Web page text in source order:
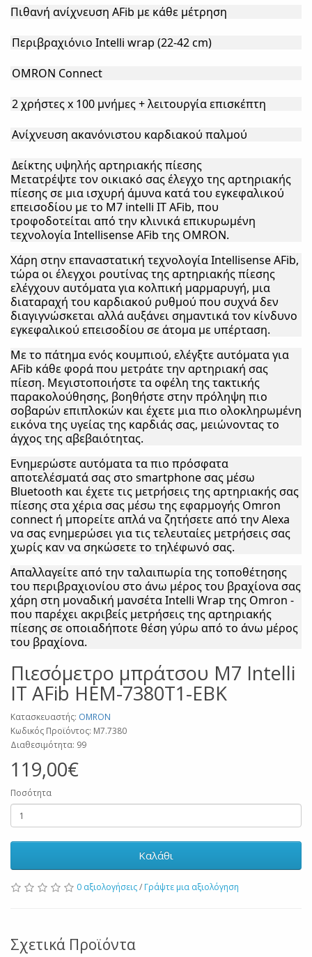
Πιθανή ανίχνευση AFib με κάθε μέτρηση
Περιβραχιόνιο Intelli wrap (22-42 cm)
OMRON Connect
2 χρήστες x 100 μνήμες + λειτουργία επισκέπτη
Ανίχνευση ακανόνιστου καρδιακού παλμού
Δείκτης υψηλής αρτηριακής πίεσης
Μετατρέψτε τον οικιακό σας έλεγχο της αρτηριακής
πίεσης σε μια ισχυρή άμυνα κατά του εγκεφαλικού
επεισοδίου με το M7 intelli IT AFib, που
τροφοδοτείται από την κλινικά επικυρωμένη
τεχνολογία Intellisense AFib της OMRON.
Χάρη στην επαναστατική τεχνολογία Intellisense AFib,
τώρα οι έλεγχοι ρουτίνας της αρτηριακής πίεσης
ελέγχουν αυτόματα για κολπική μαρμαρυγή, μια
διαταραχή του καρδιακού ρυθμού που συχνά δεν
διαγιγνώσκεται αλλά αυξάνει σημαντικά τον κίνδυνο
εγκεφαλικού επεισοδίου σε άτομα με υπέρταση.
Με το πάτημα ενός κουμπιού, ελέγξτε αυτόματα για
AFib κάθε φορά που μετράτε την αρτηριακή σας
πίεση. Μεγιστοποιήστε τα οφέλη της τακτικής
παρακολούθησης, βοηθήστε στην πρόληψη πιο
σοβαρών επιπλοκών και έχετε μια πιο ολοκληρωμένη
εικόνα της υγείας της καρδιάς σας, μειώνοντας το
άγχος της αβεβαιότητας.
Ενημερώστε αυτόματα τα πιο πρόσφατα
αποτελέσματά σας στο smartphone σας μέσω
Bluetooth και έχετε τις μετρήσεις της αρτηριακής σας
πίεσης στα χέρια σας μέσω της εφαρμογής Omron
connect ή μπορείτε απλά να ζητήσετε από την Alexa
να σας ενημερώσει για τις τελευταίες μετρήσεις σας
χωρίς καν να σηκώσετε το τηλέφωνό σας.
Απαλλαγείτε από την ταλαιπωρία της τοποθέτησης
του περιβραχιονίου στο άνω μέρος του βραχίονα σας
χάρη στη μοναδική μανσέτα Intelli Wrap της Omron -
που παρέχει ακριβείς μετρήσεις της αρτηριακής
πίεσης σε οποιαδήποτε θέση γύρω από το άνω μέρος
του βραχίονα.
Πιεσόμετρο μπράτσου M7 Intelli
IT AFib HEM-7380T1-EBK
Κατασκευαστής: OMRON
Κωδικός Προϊόντος: M7.7380
Διαθεσιμότητα: 99
119,00€
Ποσότητα
Καλάθι
0 αξιολογήσεις/ Γράψτε μια αξιολόγηση
Σχετικά Προϊόντα